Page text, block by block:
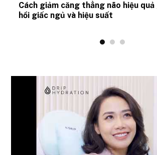
Cách giảm căng thẳng não hiệu
hồi giấc ngủ và hiệu suất